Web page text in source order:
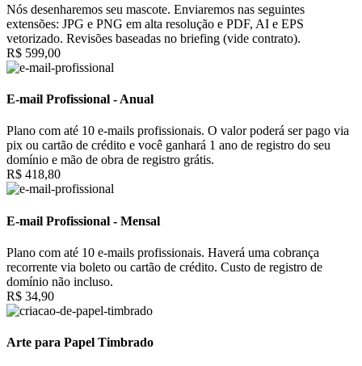
Nós desenharemos seu mascote. Enviaremos nas seguintes
extensões: JPG e PNG em alta resolução e PDF, AI e EPS
vetorizado. Revisões baseadas no briefing (vide contrato).
R$ 599,00
E-mail Profissional - Anual
Plano com até 10 e-mails profissionais. O valor poderá ser pago via
pix ou cartão de crédito e você ganhará 1 ano de registro do seu
domínio e mão de obra de registro grátis.
R$ 418,80
E-mail Profissional - Mensal
Plano com até 10 e-mails profissionais. Haverá uma cobrança
recorrente via boleto ou cartão de crédito. Custo de registro de
domínio não incluso.
R$ 34,90
Arte para Papel Timbrado